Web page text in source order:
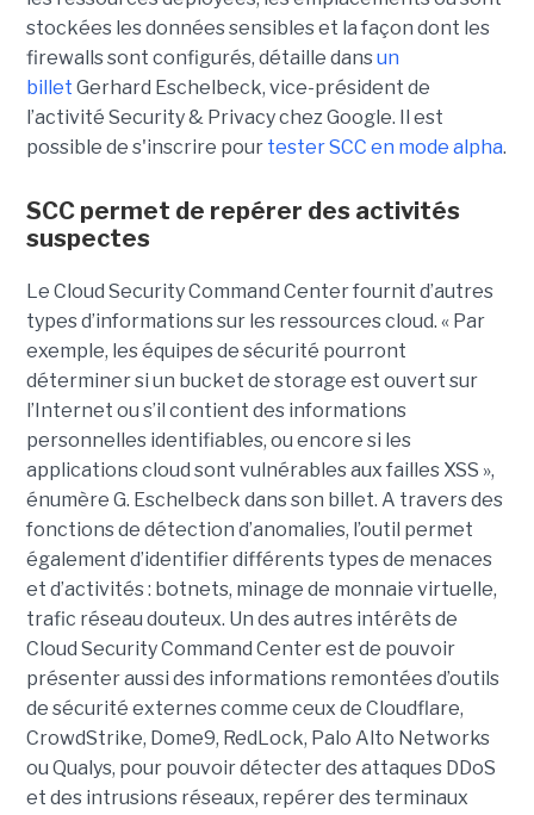
stockées les données sensibles et la façon dont les
firewalls sont configurés, détaille dansun
billet Gerhard Eschelbeck, vice-président de
l’activité Security & Privacy chez Google. Il est
possible de s'inscrire pour tester SCC en mode alpha.
SCC permet de repérer des activités
suspectes
Le Cloud Security Command Center fournit d’autres
types d’informations sur les ressources cloud. « Par
exemple, les équipes de sécurité pourront
déterminer si un bucket de storage est ouvert sur
l’Internet ou s’il contient des informations
personnelles identifiables, ou encore si les
applications cloud sont vulnérables aux failles XSS »,
énumère G. Eschelbeck dans son billet. A travers des
fonctions de détection d’anomalies, l’outil permet
également d’identifier différents types de menaces
et d’activités : botnets, minage de monnaie virtuelle,
trafic réseau douteux. Un des autres intérêts de
Cloud Security Command Center est de pouvoir
présenter aussi des informations remontées d’outils
de sécurité externes comme ceux de Cloudflare,
CrowdStrike, Dome9, RedLock, Palo Alto Networks
ou Qualys, pour pouvoir détecter des attaques DDoS
et des intrusions réseaux, repérer des terminaux